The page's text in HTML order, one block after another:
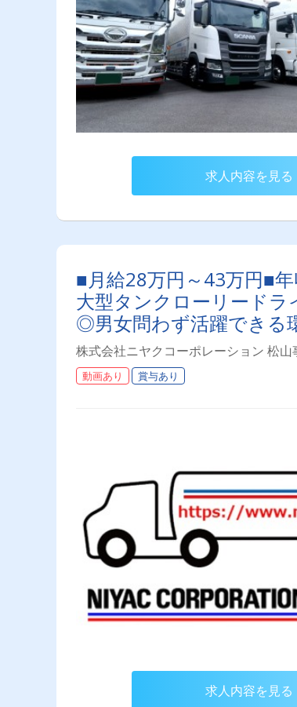
求人内容を見る
■月給28万円～43万円■
大型タンクローリードラ
◎男女問わず活躍できる
株式会社ニヤクコーポレーション 松山
動画あり 賞与あり
求人内容を見る